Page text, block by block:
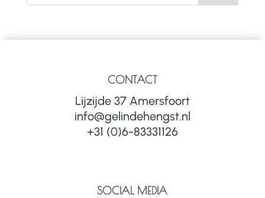
CONTACT
Lijzijde 37 Amersfoort
info@gelindehengst.nl
+31 (0)6-83331126
SOCIAL MEDIA